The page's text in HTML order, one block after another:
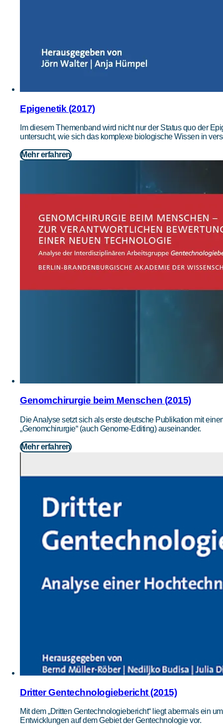
Epigenetik (2017)
Im diesem Themenband wird nicht nur der Status quo der
untersucht, wie sich das komplexe biologische Wissen in
Mehr erfahren
Genomchirurgie beim Menschen (2015)
Die Analyse setzt sich als erste deutsche Publikation mit
„Genomchirurgie“ (auch Genome-Editing) auseinander.
Mehr erfahren
Dritter Gentechnologiebericht (2015)
Mit dem „Dritten Gentechnologiebericht“ liegt abermals ein
Entwicklungen auf dem Gebiet der Gentechnologie vor.